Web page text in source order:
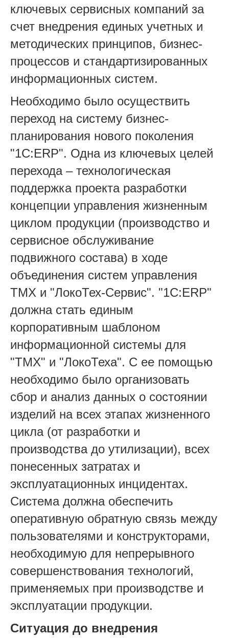
ключевых сервисных компаний за
счет внедрения единых учетных и
методических принципов, бизнес-
процессов и стандартизированных
информационных систем.
Необходимо было осуществить
переход на систему бизнес-
планирования нового поколения
"1С:ERP". Одна из ключевых целей
перехода – технологическая
поддержка проекта разработки
концепции управления жизненным
циклом продукции (производство и
сервисное обслуживание
подвижного состава) в ходе
объединения систем управления
ТМХ и "ЛокоТех-Сервис". "1С:ERP"
должна стать единым
корпоративным шаблоном
информационной системы для
"ТМХ" и "ЛокоТеха". С ее помощью
необходимо было организовать
сбор и анализ данных о состоянии
изделий на всех этапах жизненного
цикла (от разработки и
производства до утилизации), всех
понесенных затратах и
эксплуатационных инцидентах.
Система должна обеспечить
оперативную обратную связь между
пользователями и конструкторами,
необходимую для непрерывного
совершенствования технологий,
применяемых при производстве и
эксплуатации продукции.
Ситуация до внедрения